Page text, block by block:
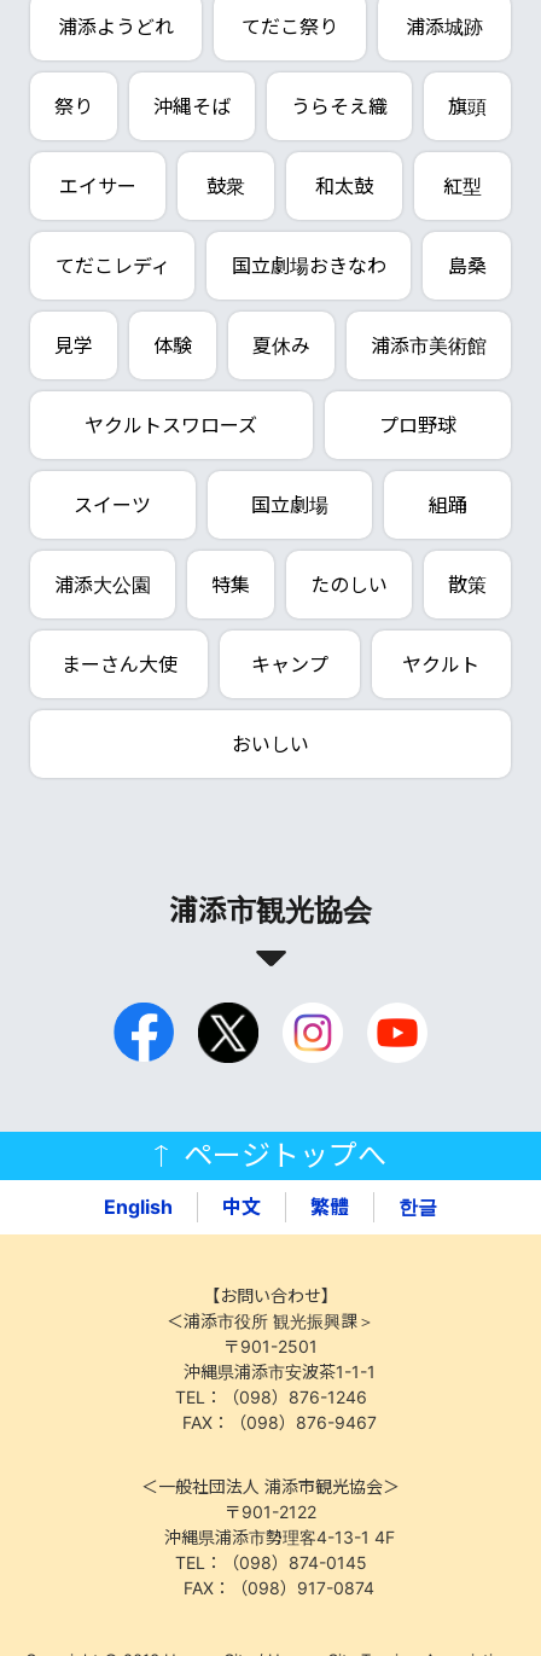
浦添ようどれ てだこ祭り 浦添城跡
祭り 沖縄そば うらそえ織 旗頭
エイサー 鼓衆 和太鼓 紅型
てだこレディ 国立劇場おきなわ 島桑
見学 体験 夏休み 浦添市美術館
ヤクルトスワローズ プロ野球
スイーツ 国立劇場 組踊
浦添大公園 特集 たのしい 散策
まーさん大使 キャンプ ヤクルト
おいしい
浦添市観光協会
ページトップへ
English 中文 繁體 한글
【お問い合わせ】
＜浦添市役所 観光振興課＞
〒901-2501
沖縄県浦添市安波茶1-1-1
TEL：（098）876-1246
FAX：（098）876-9467
＜一般社団法人 浦添市観光協会＞
〒901-2122
沖縄県浦添市勢理客4-13-1 4F
TEL：（098）874-0145
FAX：（098）917-0874